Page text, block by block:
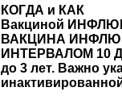
КОГДА и КАК
Вакциной
ВАКЦИНА
ИНТЕРВАЛОМ 10
до 3 лет. Важно